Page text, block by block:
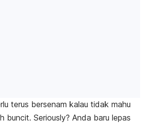
terus bersenam kalau tidak mahu
buncit. Seriously? Anda baru lepas